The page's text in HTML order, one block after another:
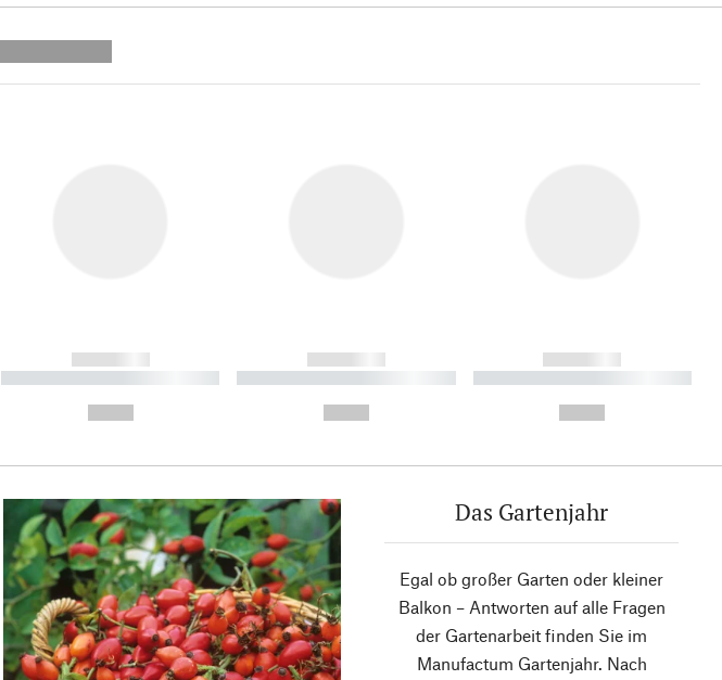
------------
----------- ----------- ----------
------------
----------- ----------- ----------
------------
----------- ----------- ----------
Das Gartenjahr
Egal ob großer Garten oder kleiner
Balkon – Antworten auf alle Fragen
der Gartenarbeit finden Sie im
Manufactum Gartenjahr. Nach